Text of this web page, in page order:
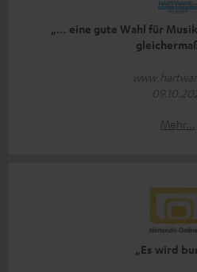
„… eine gute Wahl für
Mehr...
„Es wird